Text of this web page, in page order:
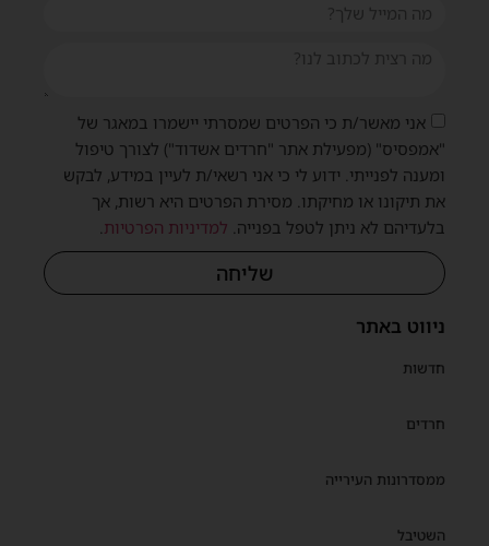
ניווט באתר
חדשות
חרדים
ממסדרונות העירייה
השטיבל
אני מאשר/ת כי הפרטים שמסרתי יישמרו במאגר של
"אמפסיס" (מפעילת אתר "חרדים אשדוד") לצורך טיפול
ומענה לפנייתי. ידוע לי כי אני רשאי/ת לעיין במידע, לבקש
את תיקונו או מחיקתו. מסירת הפרטים היא רשות, אך
בלעדיהם לא ניתן לטפל בפנייה.למדיניות הפרטיות.
שליחה